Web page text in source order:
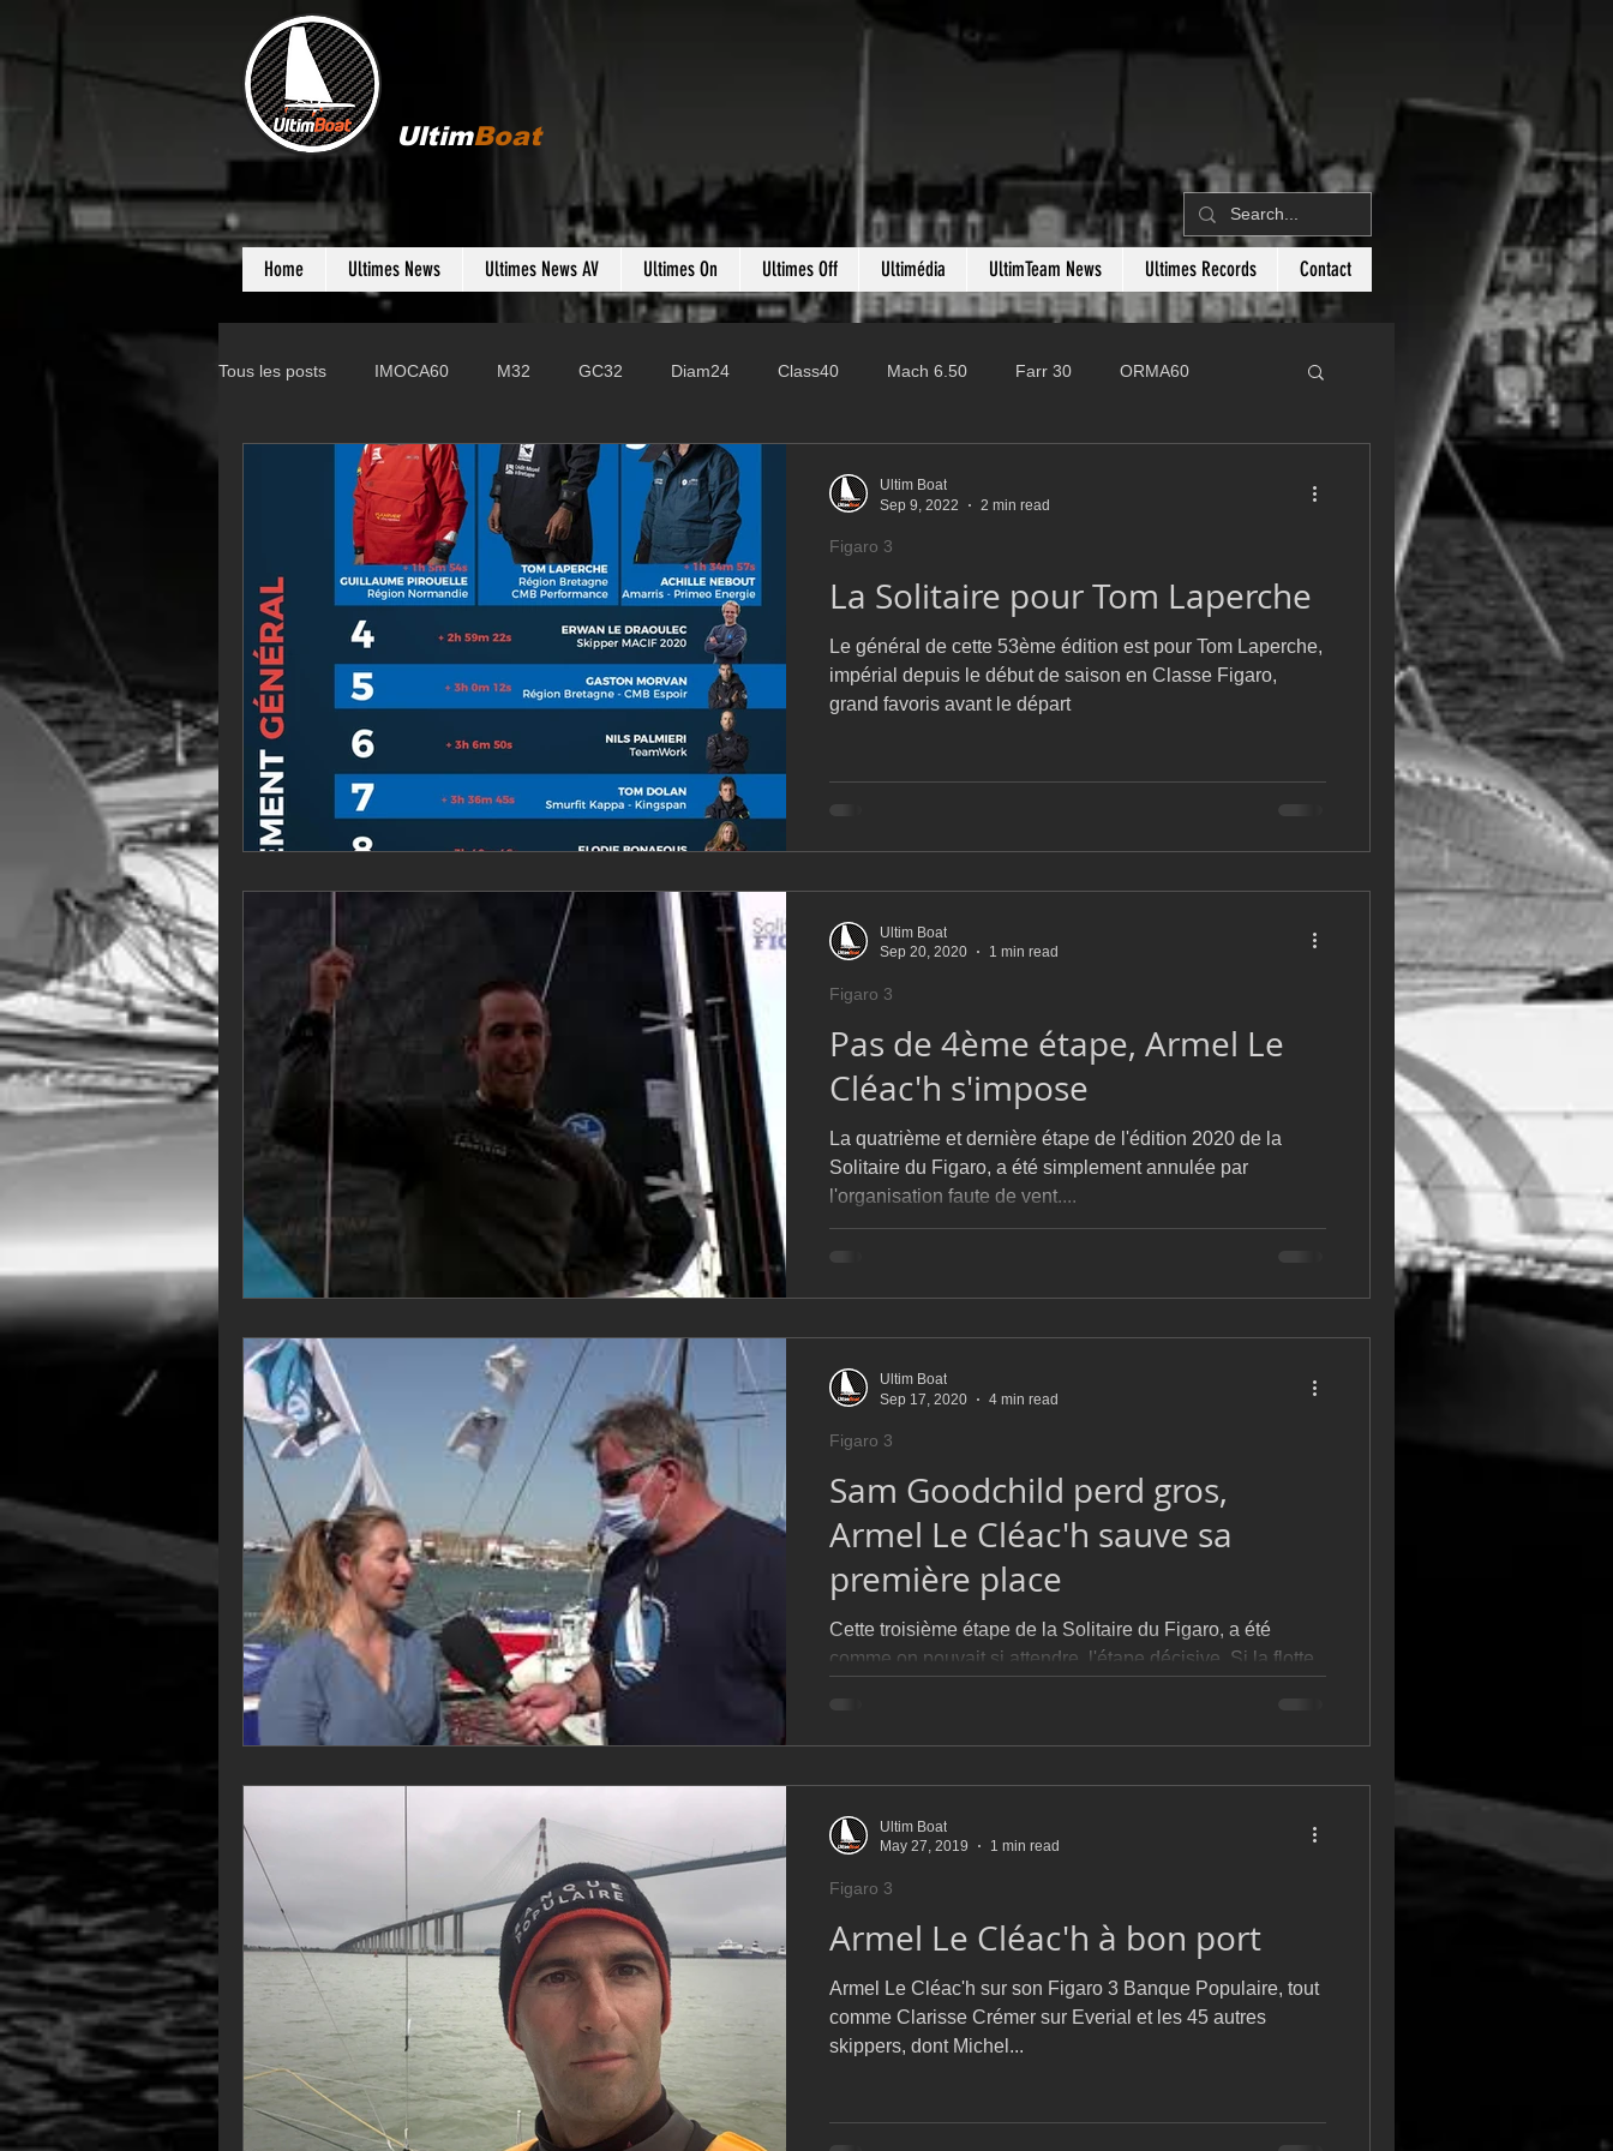
UltimBoat
Home Ultimes News Ultimes News AV Ultimes On Ultimes Off Ultimédia UltimTeam News Ultimes Records Contact
Tous les posts IMOCA60 M32 GC32 Diam24 Class40 Mach 6.50 Farr 30 ORMA60
D35 Farr 280 Fast 40 PAC52
Class Rhum JMD54 Botin 52 Classe 50 Figaro 3
F18 Open 7.50
La Solitaire pour Tom Laperche
Le général de cette 53ème édition est pour Tom Laperche,
impérial depuis le début de saison en Classe Figaro,
grand favoris avant le départ
Figaro 3
Ultim Boat
Sep 9, 2022
2 min read
Pas de 4ème étape, Armel Le
Cléac'h s'impose
La quatrième et dernière étape de l'édition 2020 de la
Solitaire du Figaro, a été simplement annulée par
l'organisation faute de vent....
Figaro 3
Ultim Boat
Sep 20, 2020
1 min read
Sam Goodchild perd gros,
Armel Le Cléac'h sauve sa
première place
Cette troisième étape de la Solitaire du Figaro, a été
comme on pouvait si attendre, l'étape décisive. Si la flotte
Figaro 3
Ultim Boat
Sep 17, 2020
4 min read
Armel Le Cléac'h à bon port
Armel Le Cléac'h sur son Figaro 3 Banque Populaire, tout
comme Clarisse Crémer sur Everial et les 45 autres
skippers, dont Michel...
Figaro 3
Ultim Boat
May 27, 2019
1 min read